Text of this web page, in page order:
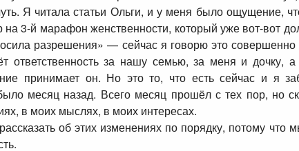
Я читала статьи Ольги, и у меня было ощущение,
на 3-й марафон женственности, который уже вот-вот
разрешения» — сейчас я говорю это
ответственность за нашу семью, за меня и
принимает он. Но это то, что есть сейчас и я
месяц назад. Всего месяц прошёл с тех пор, но
в моих мыслях, в моих интересах.
об этих изменениях по порядку, потому что